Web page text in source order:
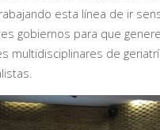
esta línea de ir
gobiernos para que
multidisciplinares de